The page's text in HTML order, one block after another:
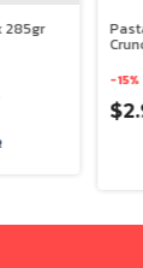
285gr
-15%